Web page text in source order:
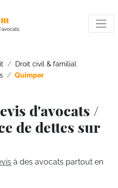
Droit civil & familial
Quimper
d'avocats /
de dettes sur
à des avocats partout en